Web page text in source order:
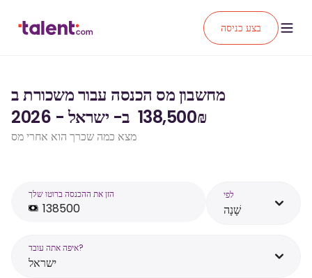
בצע כניסה
מחשבון מס הכנסה עבור משכורת ב
₪‏138,500 ‏ ב- ישראל - 2026
מצא כמה שכרך הוא אחרי מס
הזן את ההכנסה ברוטו שלך לפי
שָׁנָה
איפה אתה עובד?
ישראל